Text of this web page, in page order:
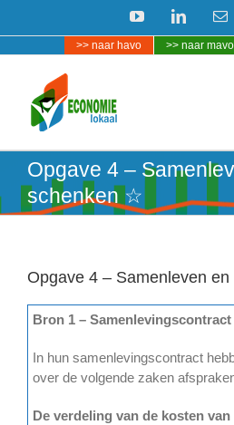
YouTubeLinkedInE-
>> naar havo >> naar mavo
Opgave 4 –
schenken ☆
Opgave 4 – Samenleven
Bron 1 –
In hun samenlevingscontract
over de volgende zaken
De verdeling van de kosten